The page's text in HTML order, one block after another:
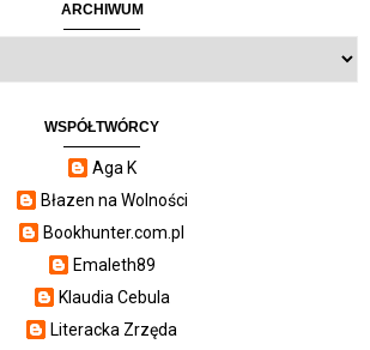
ARCHIWUM
WSPÓŁTWÓRCY
Aga K
Błazen na Wolności
Bookhunter.com.pl
Emaleth89
Klaudia Cebula
Literacka Zrzęda